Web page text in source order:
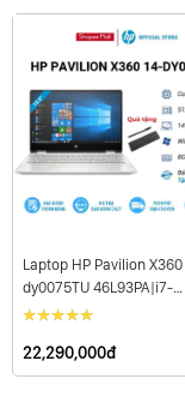
Kích thước (Dài x
OS: Windows 10 Home
Laptop HP Pavilion X360
dy0075TU 46L93PA|i7-
1165G7|8GB RAM|512GB
22,290,000đ